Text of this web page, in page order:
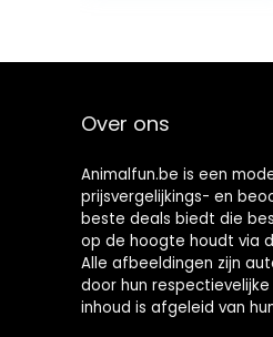
Over ons
Animalfun.be is een
prijsvergelijkings- en
beste deals biedt die
op de hoogte houdt via
Alle afbeeldingen zijn
door hun
inhoud is afgeleid van